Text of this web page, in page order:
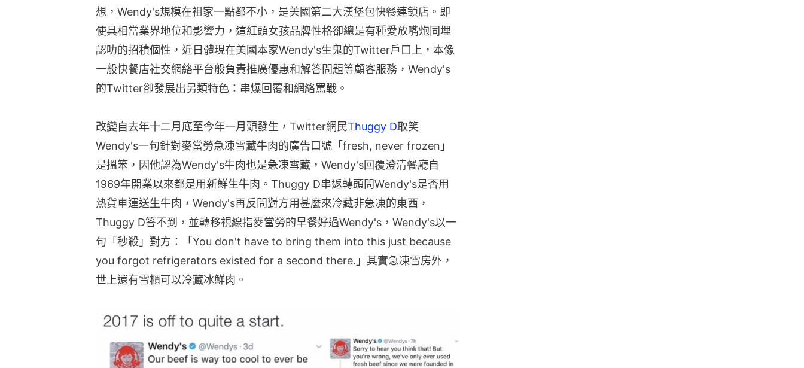
想，Wendy's規模在祖家一點都不小，是美國第二大漢堡包快餐連鎖店。即
使具相當業界地位和影響力，這紅頭女孩品牌性格卻總是有種愛放嘴炮同埋
認叻的招積個性，近日體現在美國本家Wendy's生鬼的Twitter戶口上，本像
一般快餐店社交網絡平台般負責推廣優惠和解答問題等顧客服務，Wendy's
的Twitter卻發展出另類特色：串爆回覆和網絡罵戰。
改變自去年十二月底至今年一月頭發生，Twitter網民Thuggy D取笑
Wendy's一句針對麥當勞急凍雪藏牛肉的廣告口號「fresh, never frozen」
是搵笨，因他認為Wendy's牛肉也是急凍雪藏，Wendy's回覆澄清餐廳自
1969年開業以來都是用新鮮生牛肉。Thuggy D串返轉頭問Wendy's是否用
熱貨車運送生牛肉，Wendy's再反問對方用甚麼來冷藏非急凍的東西，
Thuggy D答不到，並轉移視線指麥當勞的早餐好過Wendy's，Wendy's以一
句「秒殺」對方：「You don't have to bring them into this just because
you forgot refrigerators existed for a second there.」其實急凍雪房外，
世上還有雪櫃可以冷藏冰鮮肉。